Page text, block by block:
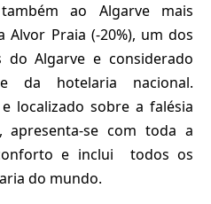
ao Algarve mais
Alvor Praia (-20%), um dos
do Algarve e considerado
da hotelaria nacional.
localizado sobre a falésia
se com toda a
e inclui todos os
do mundo.